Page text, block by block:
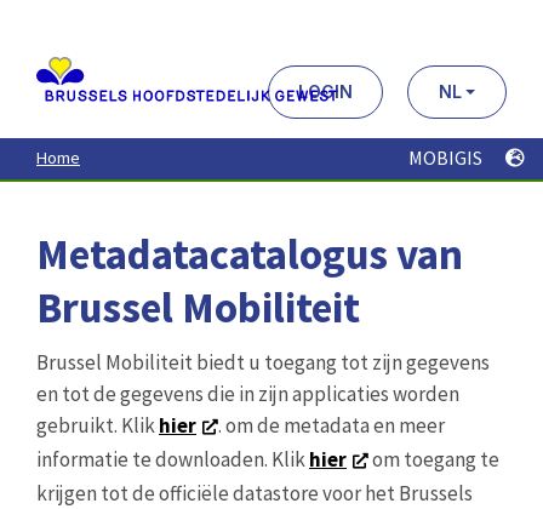
contenu
principal
LOGIN NL
Home MOBIGIS
Metadatacatalogus van
Brussel Mobiliteit
Brussel Mobiliteit biedt u toegang tot zijn gegevens
en tot de gegevens die in zijn applicaties worden
gebruikt. Klikhier
. om de metadata en meer
informatie te downloaden. Klikhier
om toegang te
krijgen tot de officiële datastore voor het Brussels